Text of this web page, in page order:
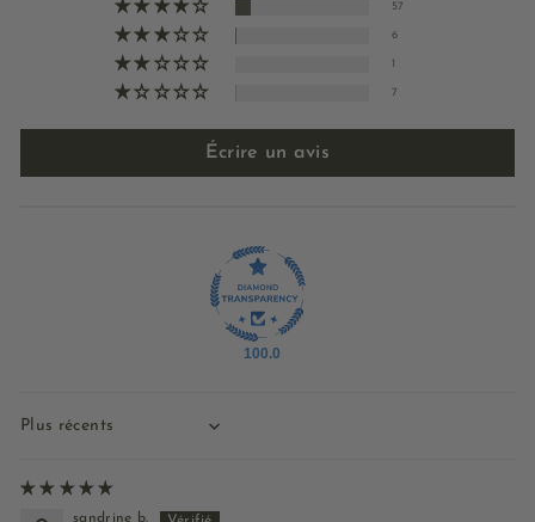
57
6
7
Écrire un avis
100.0
Sort by
sandrine b.